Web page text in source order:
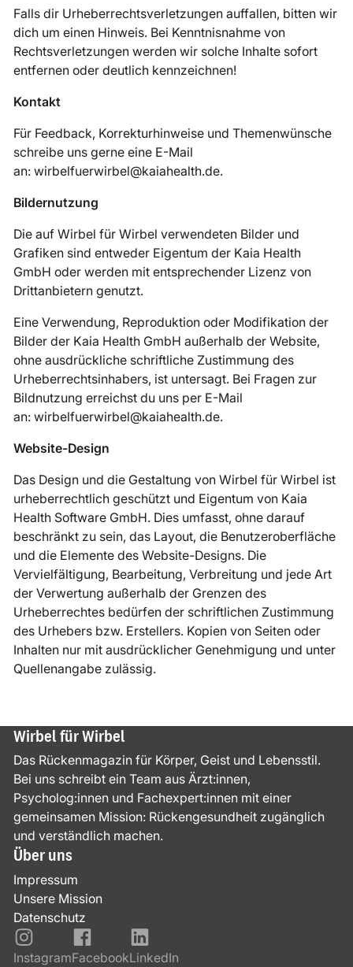
Falls dir Urheberrechtsverletzungen auffallen, bitten wir
dich um einen Hinweis. Bei Kenntnisnahme von
Rechtsverletzungen werden wir solche Inhalte sofort
entfernen oder deutlich kennzeichnen!
Kontakt
Für Feedback, Korrekturhinweise und Themenwünsche
schreibe uns gerne eine E-Mail
an: wirbelfuerwirbel@kaiahealth.de.
Bildernutzung
Die auf Wirbel für Wirbel verwendeten Bilder und
Grafiken sind entweder Eigentum der Kaia Health
GmbH oder werden mit entsprechender Lizenz von
Drittanbietern genutzt.
Eine Verwendung, Reproduktion oder Modifikation der
Bilder der Kaia Health GmbH außerhalb der Website,
ohne ausdrückliche schriftliche Zustimmung des
Urheberrechtsinhabers, ist untersagt. Bei Fragen zur
Bildnutzung erreichst du uns per E-Mail
an: wirbelfuerwirbel@kaiahealth.de.
Website-Design
Das Design und die Gestaltung von Wirbel für Wirbel ist
urheberrechtlich geschützt und Eigentum von Kaia
Health Software GmbH. Dies umfasst, ohne darauf
beschränkt zu sein, das Layout, die Benutzeroberfläche
und die Elemente des Website-Designs. Die
Vervielfältigung, Bearbeitung, Verbreitung und jede Art
der Verwertung außerhalb der Grenzen des
Urheberrechtes bedürfen der schriftlichen Zustimmung
des Urhebers bzw. Erstellers. Kopien von Seiten oder
Inhalten nur mit ausdrücklicher Genehmigung und unter
Quellenangabe zulässig.
Wirbel für Wirbel
Das Rückenmagazin für Körper, Geist und Lebensstil.
Bei uns schreibt ein Team aus Ärzt:innen,
Psycholog:innen und Fachexpert:innen mit einer
gemeinsamen Mission: Rückengesundheit zugänglich
und verständlich machen.
Über uns
Impressum
Unsere Mission
Datenschutz
InstagramFacebookLinkedIn